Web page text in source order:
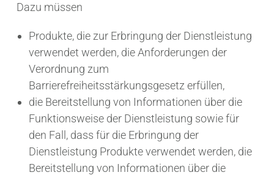
Dazu müssen
Produkte, die zur Erbringung der Dienstleistung
verwendet werden, die Anforderungen der
Verordnung zum
Barrierefreiheitsstärkungsgesetz erfüllen,
die Bereitstellung von Informationen über die
Funktionsweise der Dienstleistung sowie für
den Fall, dass für die Erbringung der
Dienstleistung Produkte verwendet werden, die
Bereitstellung von Informationen über die